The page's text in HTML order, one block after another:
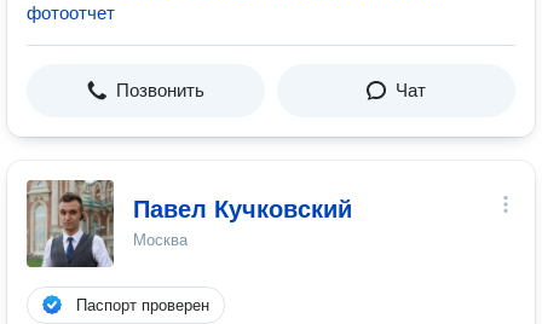
фотоотчет
Позвонить Чат
Павел Кучковский
Москва
Паспорт проверен